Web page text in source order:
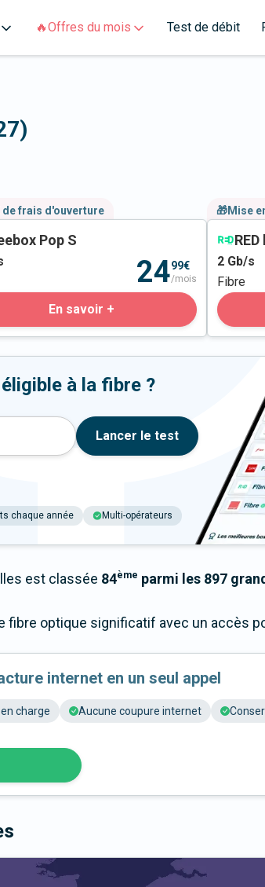
🔥Offres du mois Test de débit
de frais d'ouverture
Pop S
2499€
/mois
En savoir +
🎁Mise
2 Gb/s
Fibre
à la fibre ?
Lancer le test
chaque année Multi-opérateurs
est classée 84ème parmi les 897
optique significatif avec un accès
internet en un seul appel
charge Aucune coupure internet